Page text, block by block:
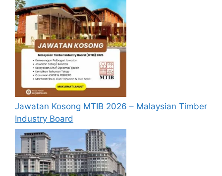
passport serta salinan sijil-sijil berkaitan)
semasa membuat permohonan.
Pemohon yang telah mendaftar dan
memohon jawatan yang disenaraikan
tidak perlu lagi memohon semula
sekiranya tempoh permohonan masih
sah.
Sebelum membuat permohonan sila
pastikan andalogin/registerdan
mengisi segala maklumat yang diminta
dengan lengkap dan tepat.
Perlu diingatkan, hanya pemohon yang
layak sahaja akan dipanggil ke
temuduga. Sila lengkapkan dan
Jawatan Kosong MTIB 2026 – Malaysian Timber
Industry Board